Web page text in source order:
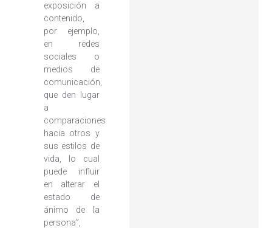
exposición a
contenido,
por ejemplo,
en redes
sociales o
medios de
comunicación,
que den lugar
a
comparaciones
hacia otros y
sus estilos de
vida, lo cual
puede influir
en alterar el
estado de
ánimo de la
persona”,